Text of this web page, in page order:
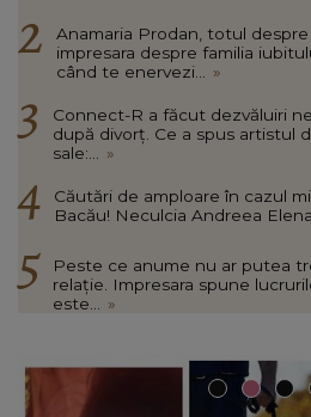
Anamaria Prodan, totul
impresara despre familia
când te enervezi...
»
Connect-R a făcut dezvăluiri
după divorț. Ce a spus artistul
sale:...
»
Căutări de amploare în cazul
Bacău! Neculcia Andreea
Peste ce anume nu ar putea
relație. Impresara spune
este...
»